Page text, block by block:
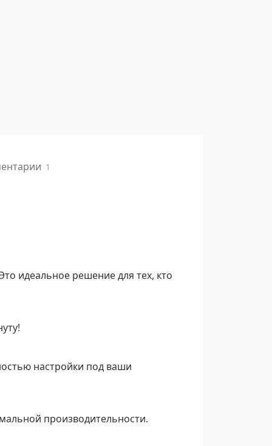
1
идеальное решение для тех, кто
настройки под ваши
производительности.